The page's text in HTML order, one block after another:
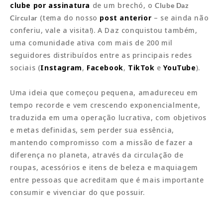
clube por assinatura de um brechó, oClube Daz
Circular (tema do nosso post anterior – se ainda não
conferiu, vale a visita!). A Daz conquistou também,
uma comunidade ativa com mais de 200 mil
seguidores distribuídos entre as principais redes
sociais (Instagram, Facebook, TikTok eYouTube).
Uma ideia que começou pequena, amadureceu em
tempo recorde e vem crescendo exponencialmente,
traduzida em uma operação lucrativa, com objetivos
e metas definidas, sem perder sua essência,
mantendo compromisso com a missão de fazer a
diferença no planeta, através da circulação de
roupas, acessórios e itens de beleza e maquiagem
entre pessoas que acreditam que é mais importante
consumir e vivenciar do que possuir.